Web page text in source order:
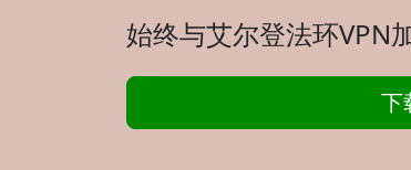
始终与艾尔登法环VPN
下